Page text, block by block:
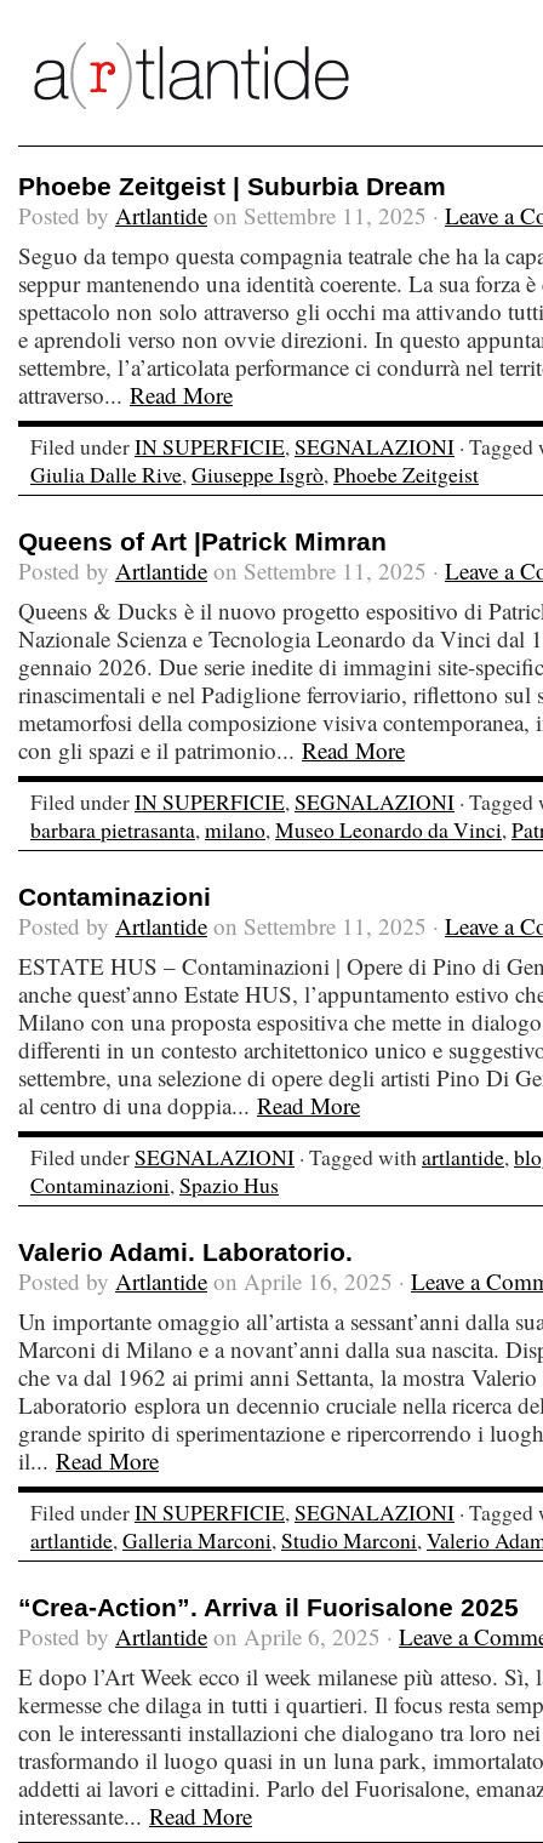
Phoebe Zeitgeist | Suburbia Dream
Posted by Artlantide on Settembre 11, 2025 · Leave a
Seguo da tempo questa compagnia teatrale che ha la
seppur mantenendo una identità coerente. La sua forza
spettacolo non solo attraverso gli occhi ma attivando
e aprendoli verso non ovvie direzioni. In questo
settembre, l’a’articolata performance ci condurrà nel
attraverso... Read More
Filed underIN SUPERFICIE,SEGNALAZIONI ·
Giulia Dalle Rive,Giuseppe Isgrò‬,Phoebe Zeitgeist
Queens of Art |Patrick Mimran
Posted by Artlantide on Settembre 11, 2025 · Leave a
Queens & Ducks è il nuovo progetto espositivo di
Nazionale Scienza e Tecnologia Leonardo da Vinci dal
gennaio 2026. Due serie inedite di immagini site-
rinascimentali e nel Padiglione ferroviario, riflettono sul
metamorfosi della composizione visiva
con gli spazi e il patrimonio... Read More
Filed underIN SUPERFICIE,SEGNALAZIONI ·
barbara pietrasanta,milano,Museo Leonardo da Vinci,
Contaminazioni
Posted by Artlantide on Settembre 11, 2025 · Leave a
ESTATE HUS – Contaminazioni | Opere di Pino di
anche quest’anno Estate HUS, l’appuntamento estivo
Milano con una proposta espositiva che mette in
differenti in un contesto architettonico unico e
settembre, una selezione di opere degli artisti Pino Di
al centro di una doppia... Read More
Filed underSEGNALAZIONI · Tagged withartlantide,
Contaminazioni,Spazio Hus
Valerio Adami. Laboratorio.
Posted by Artlantide on Aprile 16, 2025 · Leave a
Un importante omaggio all’artista a sessant’anni dalla
Marconi di Milano e a novant’anni dalla sua nascita.
che va dal 1962 ai primi anni Settanta, la mostra
Laboratorio esplora un decennio cruciale nella ricerca
grande spirito di sperimentazione e ripercorrendo i
il... Read More
Filed underIN SUPERFICIE,SEGNALAZIONI ·
artlantide,Galleria Marconi,Studio Marconi,Valerio
“Crea-Action”. Arriva il Fuorisalone 2025
Posted by Artlantide on Aprile 6, 2025 · Leave a
E dopo l’Art Week ecco il week milanese più atteso. Sì,
kermesse che dilaga in tutti i quartieri. Il focus resta
con le interessanti installazioni che dialogano tra loro
trasformando il luogo quasi in un luna park,
addetti ai lavori e cittadini. Parlo del Fuorisalone,
interessante... Read More